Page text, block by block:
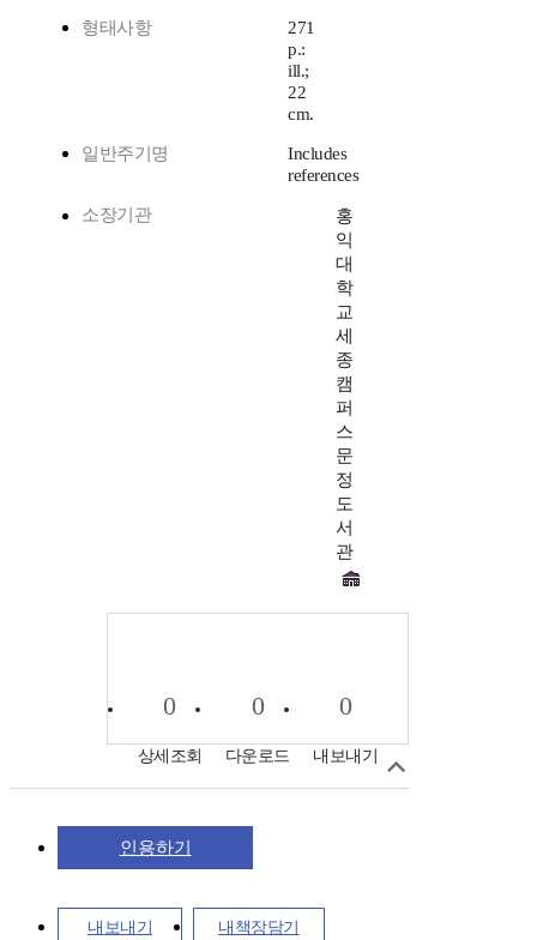
형태사항
271
p.:
ill.;
22
cm.
일반주기명
Includes
references
소장기관
홍
익
대
학
교
세
종
캠
퍼
스
문
정
도
서
관
0
상세조회
0
다운로드
0
내보내기
인용하기
내보내기 내책장담기